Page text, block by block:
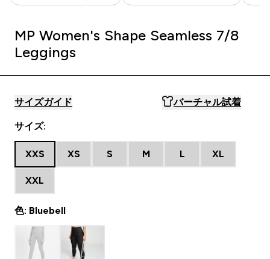
MP Women's Shape Seamless 7/8
Leggings
サイズガイド バーチャル試着
サイズ:
XXS XS S M L XL
XXL
色: Bluebell